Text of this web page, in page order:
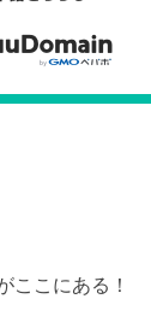
ここにある！